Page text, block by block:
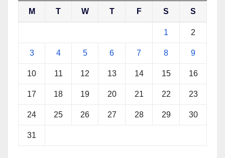
M T W T F S S
1 2
3 4 5 6 7 8 9
10 11 12 13 14 15 16
17 18 19 20 21 22 23
24 25 26 27 28 29 30
31